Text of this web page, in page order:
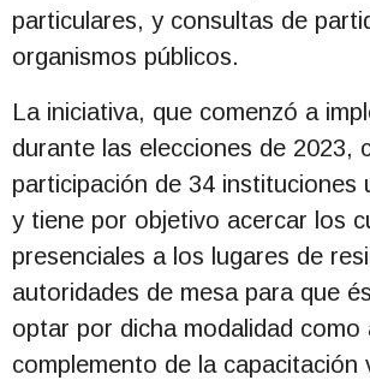
particulares, y consultas de
organismos públicos.
La iniciativa, que comenzó a
durante las elecciones de 2023,
participación de 34 instituciones
y tiene por objetivo acercar los
presenciales a los lugares de
autoridades de mesa para que
optar por dicha modalidad como
complemento de la capacitación